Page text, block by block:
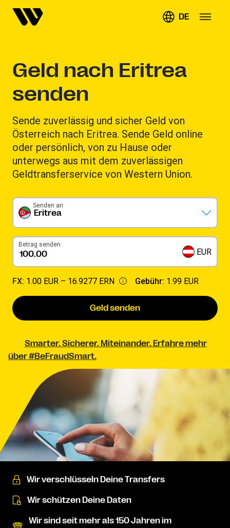
DE
Geld nach Eritrea
senden
Sende zuverlässig und sicher Geld von
Österreich nach Eritrea. Sende Geld online
oder persönlich, von zu Hause oder
unterwegs aus mit dem zuverlässigen
Geldtransferservice von Western Union.
Eritrea
Senden an
Betrag senden
EUR
FX: 1.00 EUR – 16.9277 ERN Gebühr: 1.99 EUR
Geld senden
Smarter. Sicherer. Miteinander. Erfahre mehr
über #BeFraudSmart.
Wir verschlüsseln Deine Transfers
Wir schützen Deine Daten
Wir sind seit mehr als 150 Jahren im